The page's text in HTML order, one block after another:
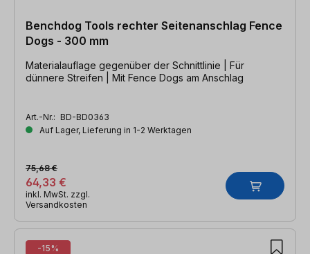
Benchdog Tools rechter Seitenanschlag Fence
Dogs - 300 mm
Materialauflage gegenüber der Schnittlinie | Für
dünnere Streifen | Mit Fence Dogs am Anschlag
Art.-Nr.: BD-BD0363
Auf Lager, Lieferung in 1-2 Werktagen
64,33 €
75,68 €
inkl. MwSt. zzgl.
Versandkosten
-15%